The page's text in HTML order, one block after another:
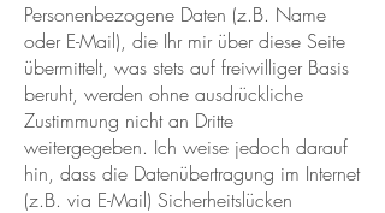
Personenbezogene Daten (z.B. Name
oder E-Mail), die Ihr mir über diese Seite
übermittelt, was stets auf freiwilliger Basis
beruht, werden ohne ausdrückliche
Zustimmung nicht an Dritte
weitergegeben. Ich weise jedoch darauf
hin, dass die Datenübertragung im Internet
(z.B. via E-Mail) Sicherheitslücken